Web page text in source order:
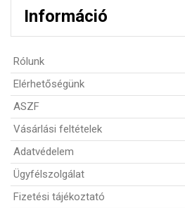
Információ
Rólunk
Elérhetőségünk
ASZF
Vásárlási feltételek
Adatvédelem
Ügyfélszolgálat
Fizetési tájékoztató